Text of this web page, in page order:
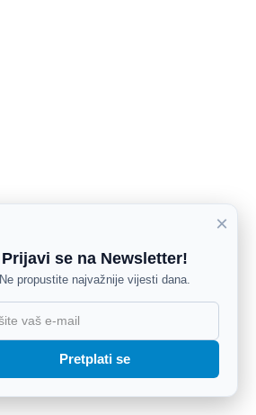
×
Prijavi se na Newsletter!
Ne propustite najvažnije vijesti dana.
Pretplati se